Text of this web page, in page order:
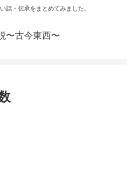
話・伝承をまとめてみました。
〜古今東西〜